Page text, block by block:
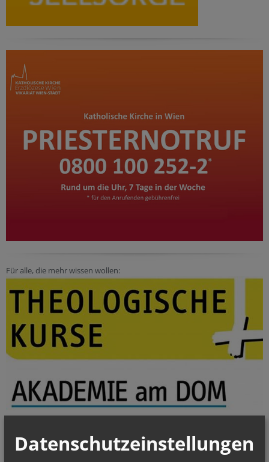
Für alle, die mehr wissen wollen:
Datenschutzeinstellungen